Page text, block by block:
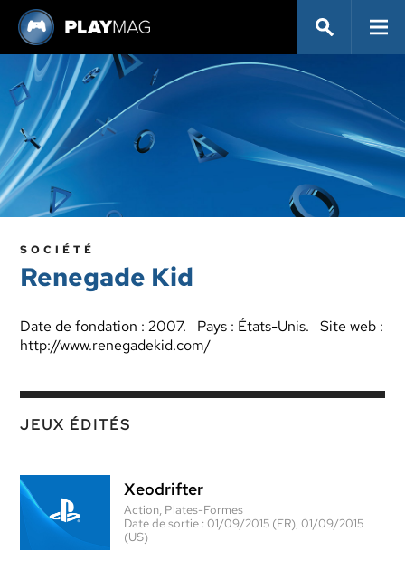
SOCIÉTÉ
Renegade Kid
Date de fondation : 2007. Pays : États-Unis. Site web :
http://www.renegadekid.com/
JEUX ÉDITÉS
Xeodrifter
Action, Plates-Formes
Date de sortie :01/09/2015 (FR), 01/09/2015
(US)